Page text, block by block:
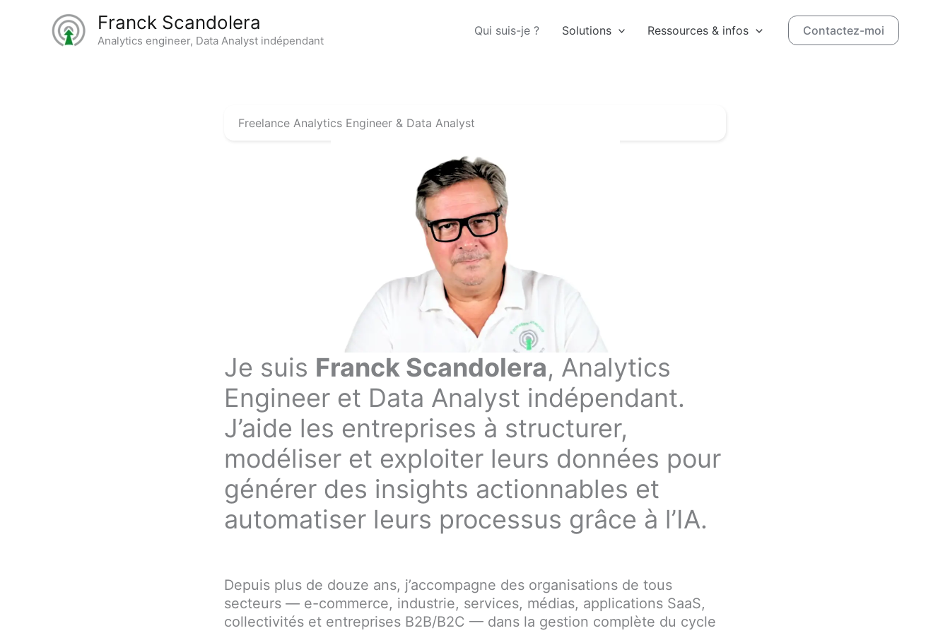
Franck Scandolera
Analytics engineer, Data Analyst indépendant
Qui suis-je ? Solutions Ressources & infos Contactez-moi
Freelance Analytics Engineer & Data Analyst
Je suis Franck Scandolera, Analytics
Engineer et Data Analyst indépendant.
J’aide les entreprises à structurer,
modéliser et exploiter leurs données pour
générer des insights actionnables et
automatiser leurs processus grâce à l’IA.
Depuis plus de douze ans, j’accompagne des organisations de tous
secteurs — e-commerce, industrie, services, médias, applications SaaS,
collectivités et entreprises B2B/B2C — dans la gestion complète du cycle